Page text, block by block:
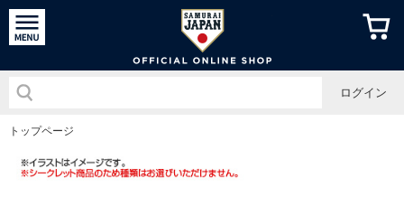
侍ジャパ
ログイン
トップページ